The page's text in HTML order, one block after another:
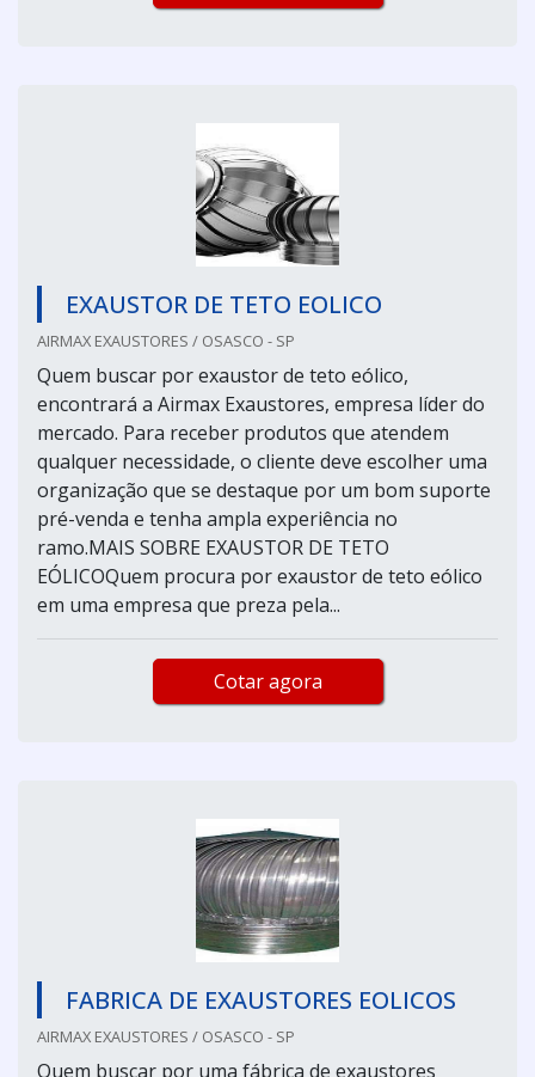
EXAUSTOR DE TETO EOLICO
AIRMAX EXAUSTORES / OSASCO - SP
Quem buscar por exaustor de teto eólico,
encontrará a Airmax Exaustores, empresa líder do
mercado. Para receber produtos que atendem
qualquer necessidade, o cliente deve escolher uma
organização que se destaque por um bom suporte
pré-venda e tenha ampla experiência no
ramo.MAIS SOBRE EXAUSTOR DE TETO
EÓLICOQuem procura por exaustor de teto eólico
em uma empresa que preza pela...
Cotar agora
FABRICA DE EXAUSTORES EOLICOS
AIRMAX EXAUSTORES / OSASCO - SP
Quem buscar por uma fábrica de exaustores